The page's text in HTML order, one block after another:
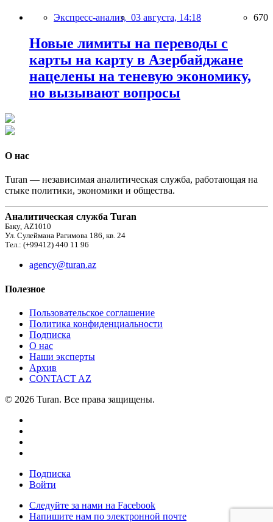
Экспресс-анализ, 03 августа, 14:18 670
Новые лимиты на переводы с
карты на карту в Азербайджане
нацелены на теневую экономику,
но вызывают вопросы
О нас
Turan — независимая аналитическая служба, работающая на
стыке политики, экономики и общества.
Аналитическая служба Turan
Баку, AZ1010
Ул. Сулеймана Рагимова 186, кв. 24
Тел.: (+99412) 440 11 96
agency@turan.az
Полезное
Пользовательское соглашение
Политика конфиденциальности
Подписка
О нас
Наши эксперты
Архив
CONTACT AZ
© 2026 Turan. Все права защищены.
Подписка
Войти
Следуйте за нами на Facebook
Напишите нам по электронной почте